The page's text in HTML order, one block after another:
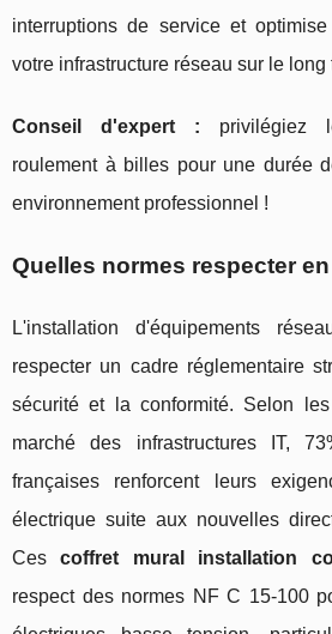
interruptions de service et
votre infrastructure réseau sur le long
Conseil d'expert : privilégiez
roulement à billes pour une durée
environnement professionnel !
Quelles normes respecter
L'installation d'équipements
respecter un cadre réglementaire
sécurité et la conformité. Selon
marché des infrastructures IT,
françaises renforcent leurs
électrique suite aux nouvelles
Cescoffret mural installation
respect des normes NF C 15-100